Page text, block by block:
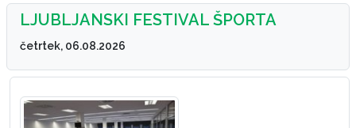
LJUBLJANSKI FESTIVAL ŠPORTA
četrtek, 06.08.2026